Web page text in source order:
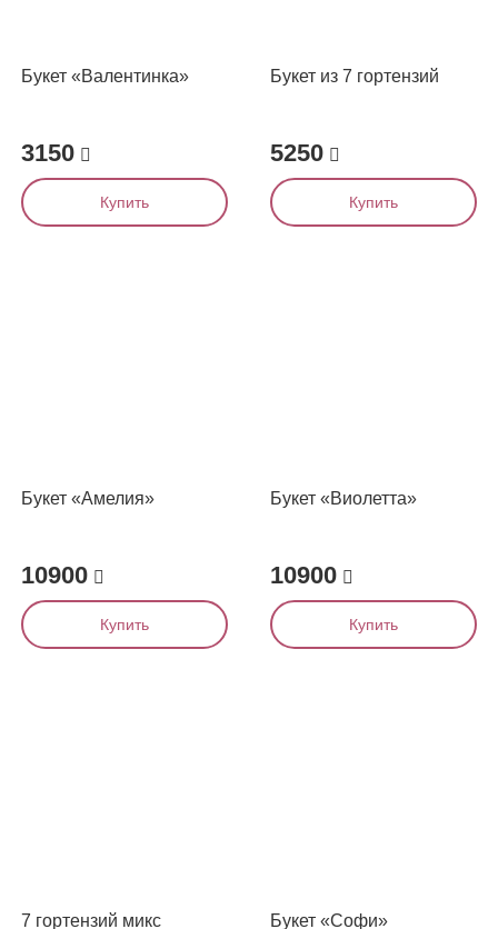
Букет «Валентинка»
3150
Купить
Букет из 7 гортензий
5250
Купить
Букет «Амелия»
10900
Купить
Букет «Виолетта»
10900
Купить
7 гортензий микс Букет «Софи»